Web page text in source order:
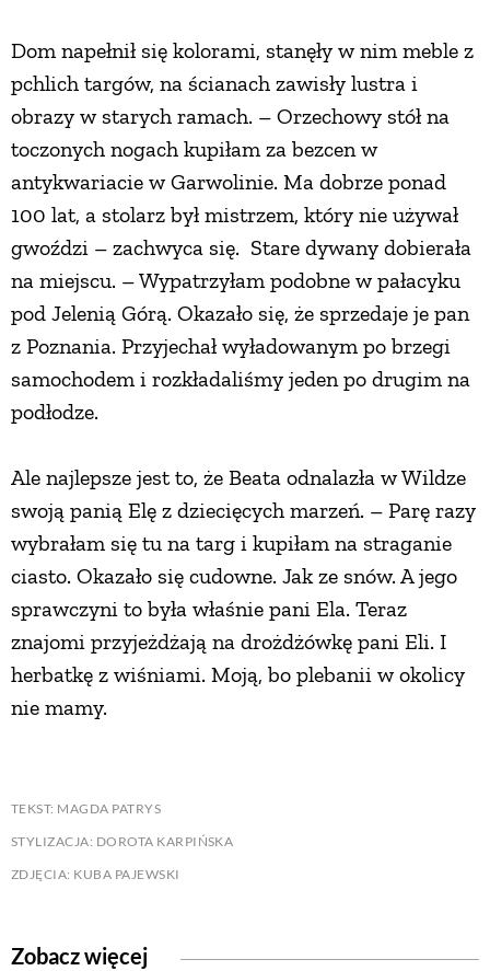
Dom napełnił się kolorami, stanęły w nim meble z
pchlich targów, na ścianach zawisły lustra i
obrazy w starych ramach. – Orzechowy stół na
toczonych nogach kupiłam za bezcen w
antykwariacie w Garwolinie. Ma dobrze ponad
100 lat, a stolarz był mistrzem, który nie używał
gwoździ – zachwyca się. Stare dywany dobierała
na miejscu. – Wypatrzyłam podobne w pałacyku
pod Jelenią Górą. Okazało się, że sprzedaje je pan
z Poznania. Przyjechał wyładowanym po brzegi
samochodem i rozkładaliśmy jeden po drugim na
podłodze.
Ale najlepsze jest to, że Beata odnalazła w Wildze
swoją panią Elę z dziecięcych marzeń. – Parę razy
wybrałam się tu na targ i kupiłam na straganie
ciasto. Okazało się cudowne. Jak ze snów. A jego
sprawczyni to była właśnie pani Ela. Teraz
znajomi przyjeżdżają na drożdżówkę pani Eli. I
herbatkę z wiśniami. Moją, bo plebanii w okolicy
nie mamy.
TEKST: MAGDA PATRYS
STYLIZACJA: DOROTA KARPIŃSKA
ZDJĘCIA: KUBA PAJEWSKI
Zobacz więcej